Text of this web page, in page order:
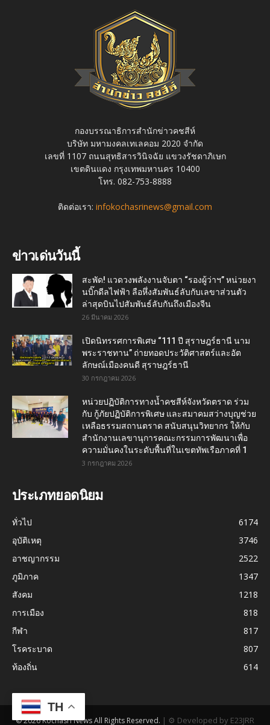
กองบรรณาธิการสำนักข่าวคชสีห์
บริษัท มหามงคลเทเลคอม 2020 จำกัด
เลขที่ 1107 ถนนสุทธิสารวินิจฉัย แขวงรัชดาภิเษก
เขตดินแดง กรุงเทพมหานคร 10400
โทร. 082-753-8888
ติดต่อเรา: infokochasrinews@gmail.com
ข่าวเด่นวันนี้
สะพัด! แวดวงพลังงานจับตา “รองผู้ว่าฯ” หน่วยงา
นบิ๊กดีลไฟฟ้า ลือหึ่งสัมพันธ์ลับกับเลขาส่วนตัว
ล่าสุดบินไปสัมพันธ์ลับกันถึงเมืองจีน
26 มีนาคม 2026
เปิดนิทรรศการพิเศษ “111 ปี สุราษฎร์ธานี นาม
พระราชทาน” ถ่ายทอดประวัติศาสตร์และอัต
ลักษณ์เมืองคนดี สุราษฎร์ธานี
30 กรกฎาคม 2026
หน่วยปฏิบัติการทางน้ำคชสีห์จังหวัดตราด ร่วม
กับ กู้ภัยปฏิบัติการพิเศษ และสมาคมสว่างบุญช่วย
เหลือธรรมสถานตราด สนับสนุนวิทยากร ให้กับ
สำนักงานเลขานุการคณะกรรมการพัฒนาเพื่อ
ความมั่นคงในระดับพื้นที่ในเขตทัพเรือภาคที่ 1
3 กรกฎาคม 2026
ประเภทยอดนิยม
ทั่วไป
6174
อุบัติเหตุ
3746
อาชญากรรม
2522
ภูมิภาค
1347
สังคม
1218
การเมือง
818
กีฬา
817
โรคระบาด
807
ท้องถิ่น
614
© 2026 Kochasri News All Rights Reserved. | ⚙ Developed by E23JRR
TH